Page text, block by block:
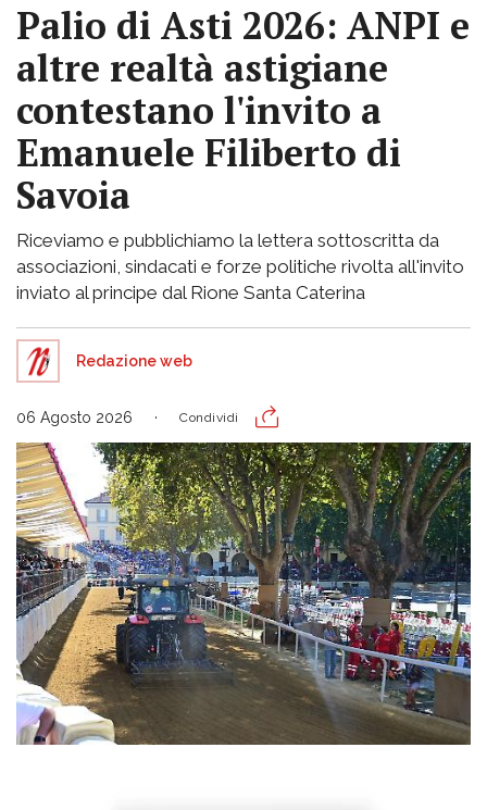
Palio di Asti 2026: ANPI e
altre realtà astigiane
contestano l'invito a
Emanuele Filiberto di
Savoia
Riceviamo e pubblichiamo la lettera sottoscritta da
associazioni, sindacati e forze politiche rivolta all'invito
inviato al principe dal Rione Santa Caterina
Redazione web
06 Agosto 2026 Condividi